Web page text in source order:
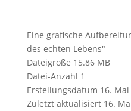
Eine grafische
des echten Lebens"
Dateigröße 15.86 MB
Datei-Anzahl 1
Erstellungsdatum 16.
Zuletzt aktualisiert 16.